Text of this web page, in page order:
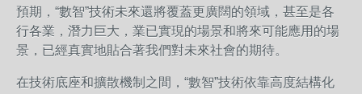
預期，“數智”技術未來還將覆蓋更廣闊的領域，甚至是各
行各業，潛力巨大，業已實現的場景和將來可能應用的場
景，已經真實地貼合著我們對未來社會的期待。
在技術底座和擴散機制之間，“數智”技術依靠高度結構化